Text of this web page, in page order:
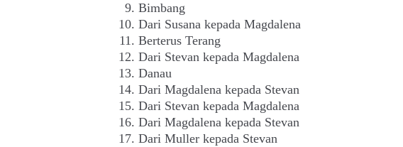
Bimbang
Dari Susana kepada Magdalena
Berterus Terang
Dari Stevan kepada Magdalena
Danau
Dari Magdalena kepada Stevan
Dari Stevan kepada Magdalena
Dari Magdalena kepada Stevan
Dari Muller kepada Stevan